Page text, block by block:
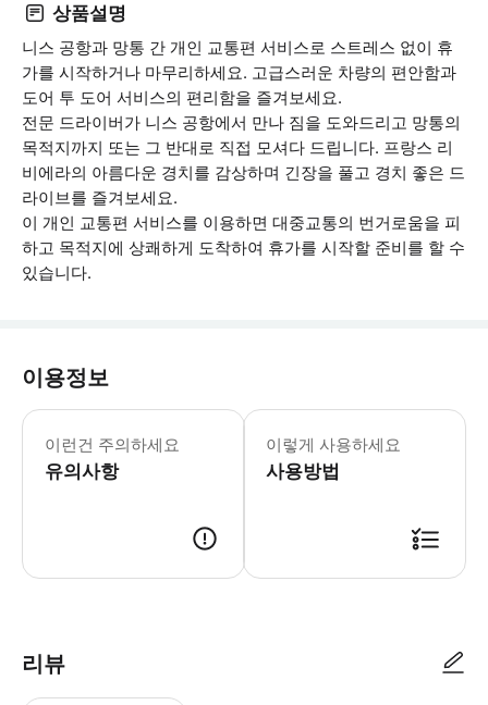
상품설명
니스 공항과 망통 간 개인 교통편 서비스로 스트레스 없이 휴
가를 시작하거나 마무리하세요. 고급스러운 차량의 편안함과
도어 투 도어 서비스의 편리함을 즐겨보세요.
전문 드라이버가 니스 공항에서 만나 짐을 도와드리고 망통의
목적지까지 또는 그 반대로 직접 모셔다 드립니다. 프랑스 리
비에라의 아름다운 경치를 감상하며 긴장을 풀고 경치 좋은 드
라이브를 즐겨보세요.
이 개인 교통편 서비스를 이용하면 대중교통의 번거로움을 피
하고 목적지에 상쾌하게 도착하여 휴가를 시작할 준비를 할 수
있습니다.
이용정보
이런건 주의하세요
유의사항
* 소요시간 : 45분 (옵션에 따라 소요
이렇게 사용하세요
사용방법
리뷰